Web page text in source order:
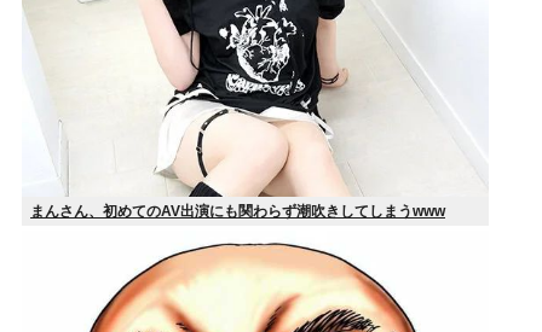
まんさん、初めてのAV出演にも関わらず潮吹きしてしまうwww